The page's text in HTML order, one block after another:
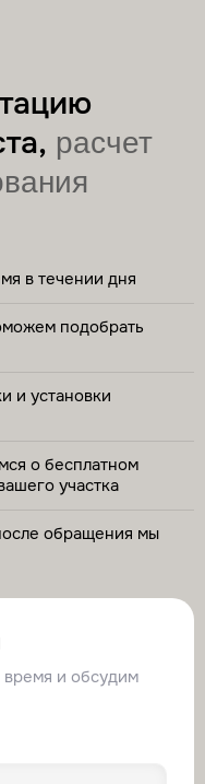
расчет
в течении дня
подобрать
и установки
о бесплатном
участка
обращения мы
и обсудим